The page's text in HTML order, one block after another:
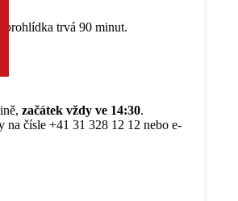
), prohlídka trvá 90 minut.
začátek vždy ve 14:30.
na čísle +41 31 328 12 12 nebo e-